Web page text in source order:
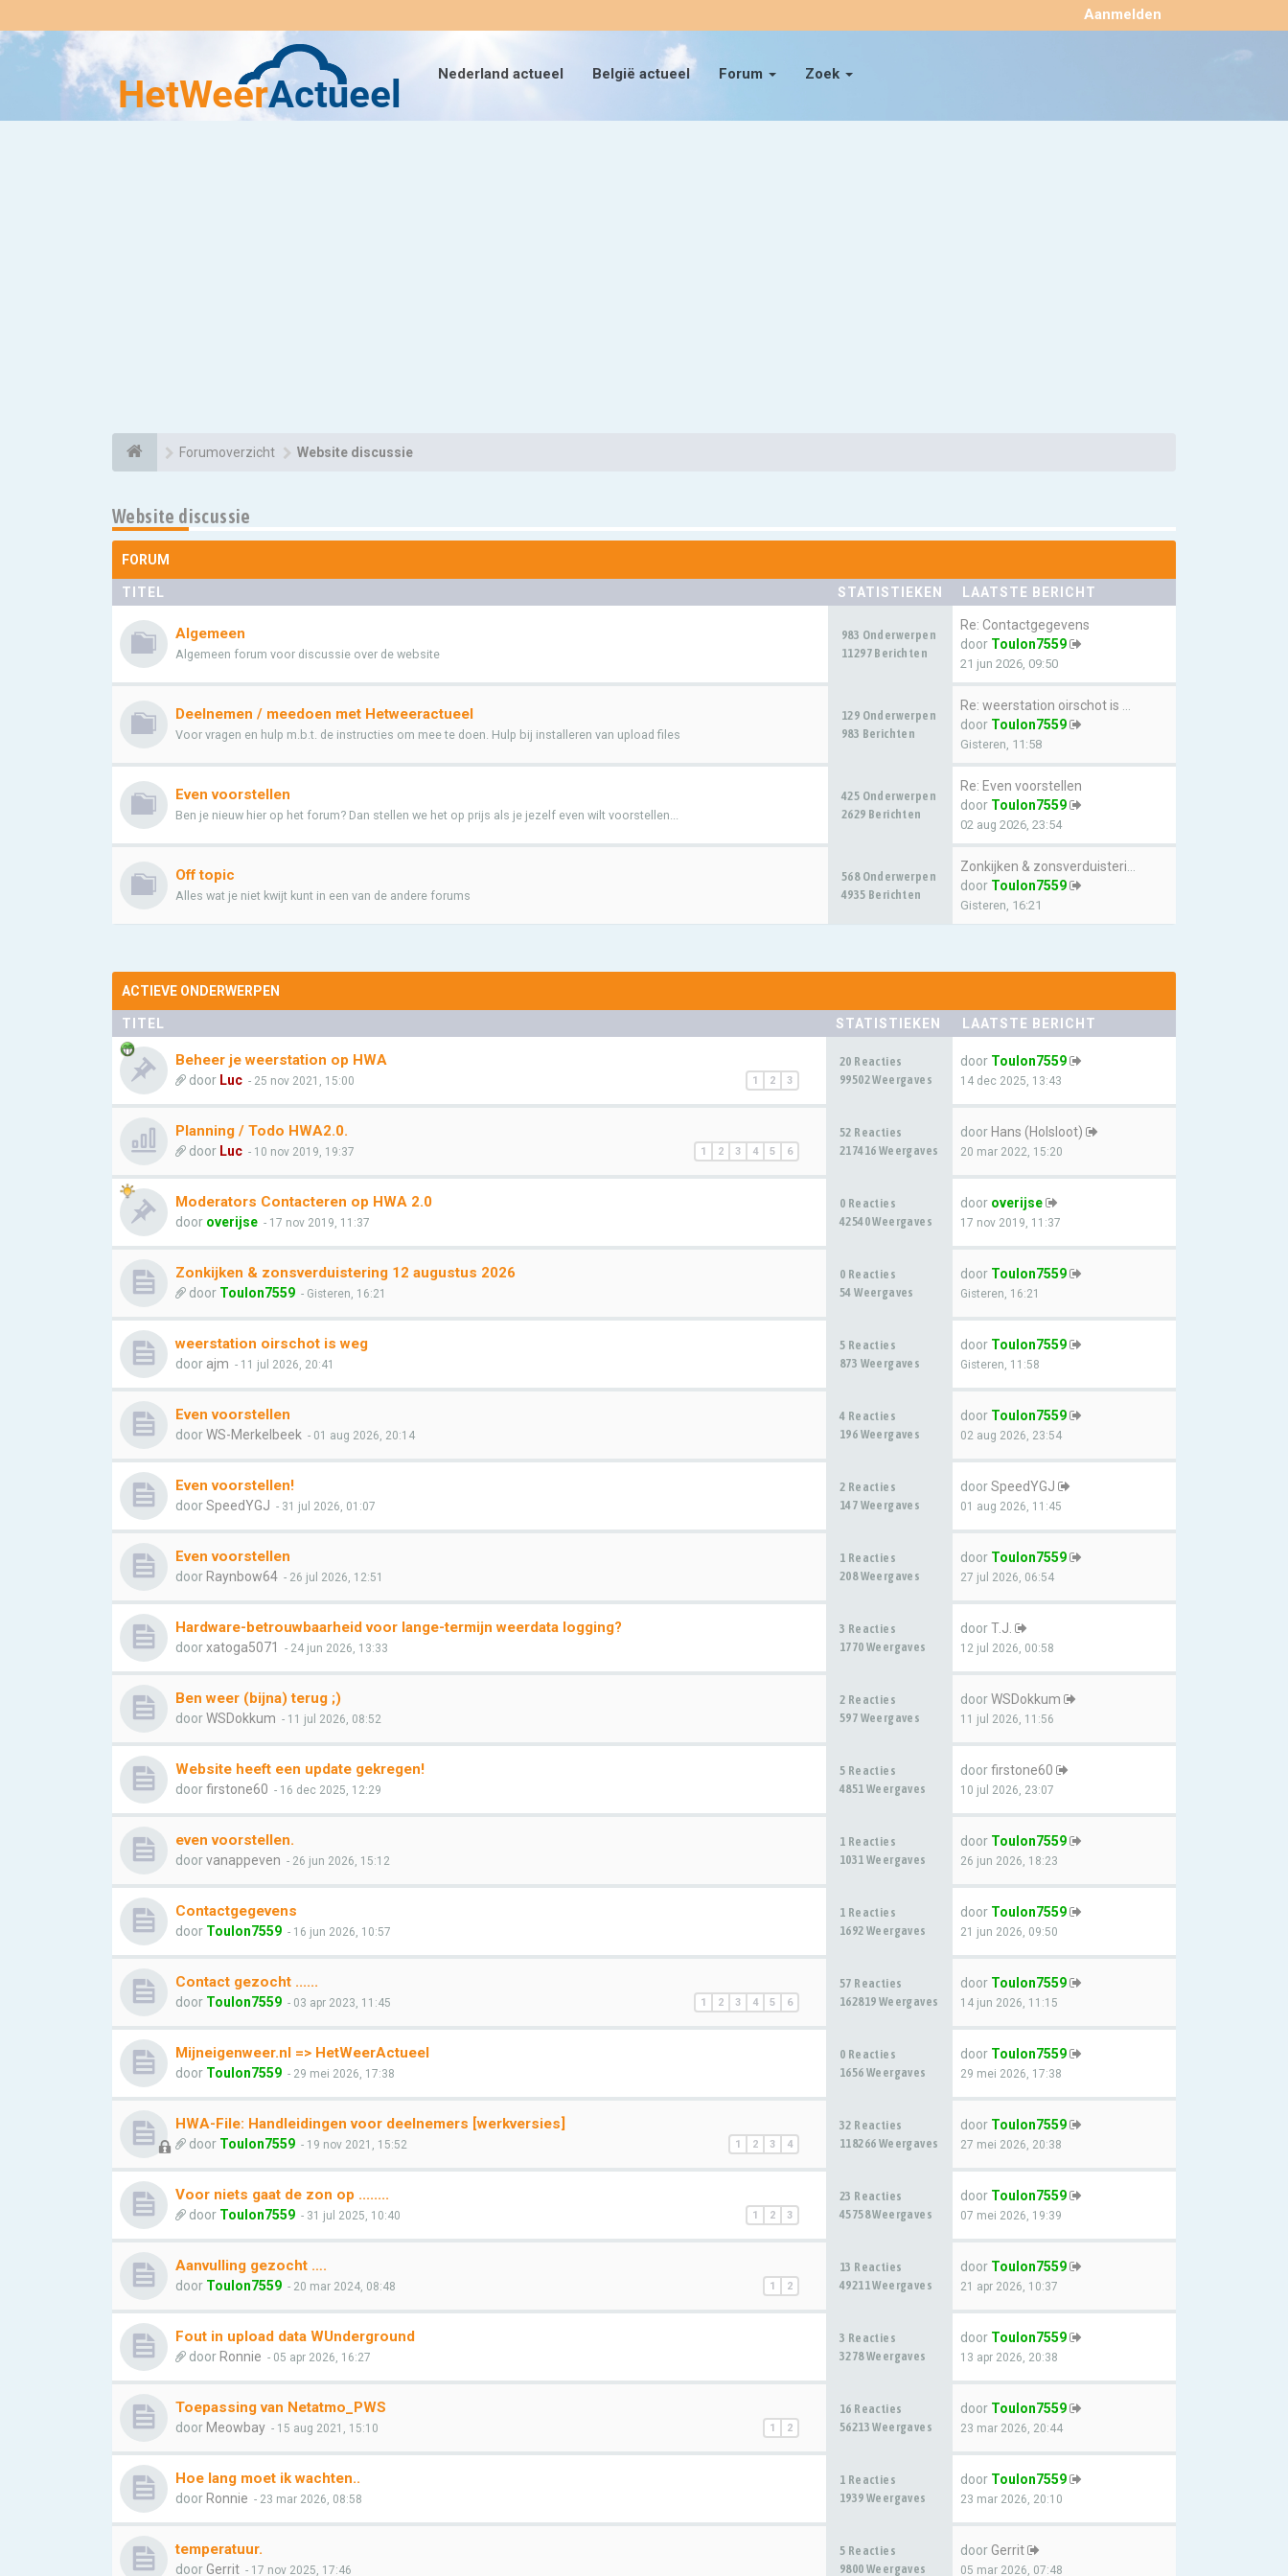
Nederland actueel België actueel Forum Zoek
Aanmelden ×
Forumoverzicht Website discussie
Website discussie
FORUM
TITEL STATISTIEKEN LAATSTE BERICHT
Algemeen
Algemeen forum voor discussie over de website
983 Onderwerpen
11297 Berichten
Re: Contactgegevens
door Toulon7559
21 jun 2026, 09:50
Deelnemen / meedoen met Hetweeractueel
Voor vragen en hulp m.b.t. de instructies om mee te doen. Hulp bij installeren van upload files
129 Onderwerpen
983 Berichten
door Toulon7559
Gisteren, 11:58
Even voorstellen
Ben je nieuw hier op het forum? Dan stellen we het op prijs als je jezelf even wilt voorstellen...
425 Onderwerpen
2629 Berichten
Re: Even voorstellen
door Toulon7559
02 aug 2026, 23:54
Off topic
Alles wat je niet kwijt kunt in een van de andere forums
568 Onderwerpen
4935 Berichten
door Toulon7559
Gisteren, 16:21
ACTIEVE ONDERWERPEN
TITEL STATISTIEKEN LAATSTE BERICHT
Beheer je weerstation op HWA
1 2 3
door Luc - 25 nov 2021, 15:00
20 Reacties
99502 Weergaves
door Toulon7559
14 dec 2025, 13:43
Planning / Todo HWA2.0.
1 2 3 4 5 6
door Luc - 10 nov 2019, 19:37
52 Reacties
217416 Weergaves
door Hans (Holsloot)
20 mar 2022, 15:20
Moderators Contacteren op HWA 2.0
door overijse - 17 nov 2019, 11:37
0 Reacties
42540 Weergaves
door overijse
17 nov 2019, 11:37
Zonkijken & zonsverduistering 12 augustus 2026
door Toulon7559 - Gisteren, 16:21
0 Reacties
54 Weergaves
door Toulon7559
Gisteren, 16:21
weerstation oirschot is weg
door ajm - 11 jul 2026, 20:41
5 Reacties
873 Weergaves
door Toulon7559
Gisteren, 11:58
Even voorstellen
doorWS-Merkelbeek - 01 aug 2026, 20:14
4 Reacties
196 Weergaves
door Toulon7559
02 aug 2026, 23:54
Even voorstellen!
doorSpeedYGJ - 31 jul 2026, 01:07
2 Reacties
147 Weergaves
doorSpeedYGJ
01 aug 2026, 11:45
Even voorstellen
door Raynbow64 - 26 jul 2026, 12:51
1 Reacties
208 Weergaves
door Toulon7559
27 jul 2026, 06:54
Hardware-betrouwbaarheid voor lange-termijn weerdata logging?
doorxatoga5071 - 24 jun 2026, 13:33
3 Reacties
1770 Weergaves
doorT.J.
12 jul 2026, 00:58
Ben weer (bijna) terug ;)
doorWSDokkum - 11 jul 2026, 08:52
2 Reacties
597 Weergaves
doorWSDokkum
11 jul 2026, 11:56
Website heeft een update gekregen!
doorfirstone60 - 16 dec 2025, 12:29
5 Reacties
4851 Weergaves
doorfirstone60
10 jul 2026, 23:07
even voorstellen.
doorvanappeven - 26 jun 2026, 15:12
1 Reacties
1031 Weergaves
door Toulon7559
26 jun 2026, 18:23
Contactgegevens
door Toulon7559 - 16 jun 2026, 10:57
1 Reacties
1692 Weergaves
door Toulon7559
21 jun 2026, 09:50
Contact gezocht ......
1 2 3 4 5 6
door Toulon7559 - 03 apr 2023, 11:45
57 Reacties
162819 Weergaves
door Toulon7559
14 jun 2026, 11:15
Mijneigenweer.nl => HetWeerActueel
door Toulon7559 - 29 mei 2026, 17:38
0 Reacties
1656 Weergaves
door Toulon7559
29 mei 2026, 17:38
HWA-File: Handleidingen voor deelnemers [werkversies]
1 2 3 4
door Toulon7559 - 19 nov 2021, 15:52
32 Reacties
118266 Weergaves
door Toulon7559
27 mei 2026, 20:38
Voor niets gaat de zon op ........
1 2 3
door Toulon7559 - 31 jul 2025, 10:40
23 Reacties
45758 Weergaves
door Toulon7559
07 mei 2026, 19:39
Aanvulling gezocht ….
1 2
door Toulon7559 - 20 mar 2024, 08:48
13 Reacties
49211 Weergaves
door Toulon7559
21 apr 2026, 10:37
Fout in upload data WUnderground
door Ronnie - 05 apr 2026, 16:27
3 Reacties
3278 Weergaves
door Toulon7559
13 apr 2026, 20:38
Toepassing van Netatmo_PWS
1 2
door Meowbay - 15 aug 2021, 15:10
16 Reacties
56213 Weergaves
door Toulon7559
23 mar 2026, 20:44
Hoe lang moet ik wachten..
door Ronnie - 23 mar 2026, 08:58
1 Reacties
1939 Weergaves
door Toulon7559
23 mar 2026, 20:10
temperatuur.
doorGerrit - 17 nov 2025, 17:46
5 Reacties
9800 Weergaves
doorGerrit
05 mar 2026, 07:48